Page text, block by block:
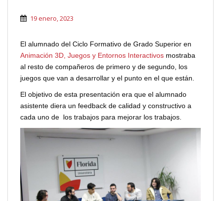
19 enero, 2023
El alumnado del Ciclo Formativo de Grado Superior en
Animación 3D, Juegos y Entornos Interactivos mostraba
al resto de compañeros de primero y de segundo, los
juegos que van a desarrollar y el punto en el que están.
El objetivo de esta presentación era que el alumnado
asistente diera un feedback de calidad y constructivo a
cada uno de los trabajos para mejorar los trabajos.